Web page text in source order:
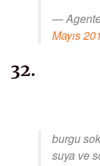
—
Mayıs
32.
burgu
suya ve